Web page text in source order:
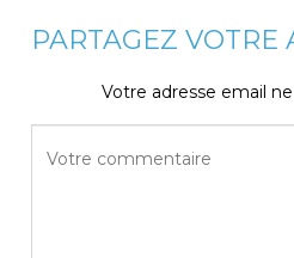
PARTAGEZ VOTRE
Votre adresse email